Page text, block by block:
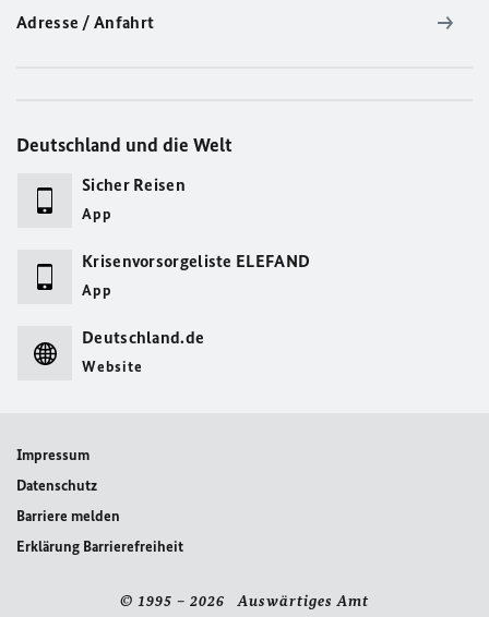
Adresse / Anfahrt
Deutschland und die Welt
Sicher Reisen
App
Krisenvorsorgeliste ELEFAND
App
Deutschland.de
Website
Impressum
Datenschutz
Barriere melden
Erklärung Barrierefreiheit
© 1995 – 2026 Auswärtiges Amt